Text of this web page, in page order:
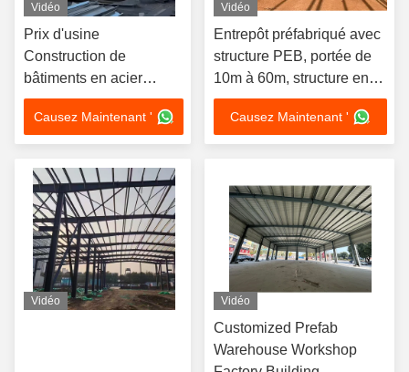
Vidéo
Prix d'usine
Construction de
bâtiments en acier
préfabriqués à grande
hauteur
Causez Maintenant '
Vidéo
Entrepôt préfabriqué avec
structure PEB, portée de
10m à 60m, structure en
acier léger écologique
Causez Maintenant '
Vidéo Vidéo
Customized Prefab
Warehouse Workshop